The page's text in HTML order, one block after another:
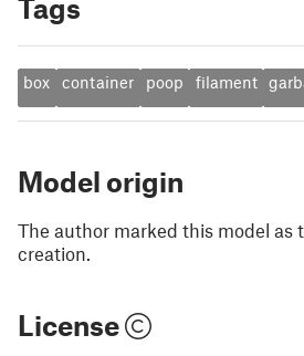
Tags
box container poop filament
Model origin
The author marked this model as
creation.
License